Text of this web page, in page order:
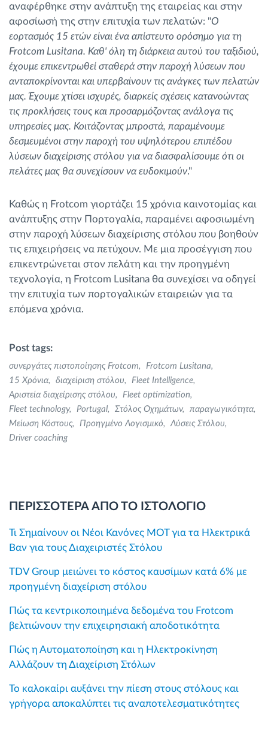
αναφέρθηκε στην ανάπτυξη της εταιρείας και στην
αφοσίωσή της στην επιτυχία των πελατών: "Ο
εορτασμός 15 ετών είναι ένα απίστευτο ορόσημο για τη
Frotcom Lusitana. Καθ' όλη τη διάρκεια αυτού του ταξιδιού,
έχουμε επικεντρωθεί σταθερά στην παροχή λύσεων που
ανταποκρίνονται και υπερβαίνουν τις ανάγκες των πελατών
μας. Έχουμε χτίσει ισχυρές, διαρκείς σχέσεις κατανοώντας
τις προκλήσεις τους και προσαρμόζοντας ανάλογα τις
υπηρεσίες μας. Κοιτάζοντας μπροστά, παραμένουμε
δεσμευμένοι στην παροχή του υψηλότερου επιπέδου
λύσεων διαχείρισης στόλου για να διασφαλίσουμε ότι οι
πελάτες μας θα συνεχίσουν να ευδοκιμούν."
Καθώς η Frotcom γιορτάζει 15 χρόνια καινοτομίας και
ανάπτυξης στην Πορτογαλία, παραμένει αφοσιωμένη
στην παροχή λύσεων διαχείρισης στόλου που βοηθούν
τις επιχειρήσεις να πετύχουν. Με μια προσέγγιση που
επικεντρώνεται στον πελάτη και την προηγμένη
τεχνολογία, η Frotcom Lusitana θα συνεχίσει να οδηγεί
την επιτυχία των πορτογαλικών εταιρειών για τα
επόμενα χρόνια.
Post tags:
συνεργάτες πιστοποίησης Frotcom
Frotcom Lusitana
15 Χρόνια
διαχείριση στόλου
Fleet Intelligence
Αριστεία διαχείρισης στόλου
Fleet optimization
Fleet technology
Portugal Στόλος Οχημάτων
παραγωγικότητα
Μείωση Κόστους
Προηγμένο Λογισμικό
Λύσεις Στόλου
Driver coaching
ΠΕΡΙΣΣΟΤΕΡΑ ΑΠΟ ΤΟ ΙΣΤΟΛΟΓΙΟ
Τι Σημαίνουν οι Νέοι Κανόνες MOT για τα Ηλεκτρικά
Βαν για τους Διαχειριστές Στόλου
TDV Group μειώνει το κόστος καυσίμων κατά 6% με
προηγμένη διαχείριση στόλου
Πώς τα κεντρικοποιημένα δεδομένα του Frotcom
βελτιώνουν την επιχειρησιακή αποδοτικότητα
Πώς η Αυτοματοποίηση και η Ηλεκτροκίνηση
Αλλάζουν τη Διαχείριση Στόλων
Το καλοκαίρι αυξάνει την πίεση στους στόλους και
γρήγορα αποκαλύπτει τις αναποτελεσματικότητες